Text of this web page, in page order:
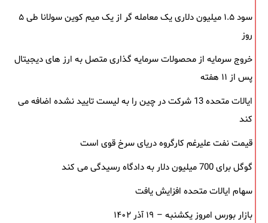
سود ۱.۵ میلیون دلاری یک معامله ‌گر از یک میم‌ کوین سولانا طی ۵
روز
خروج سرمایه از محصولات سرمایه ‌گذاری متصل به ارز های دیجیتال
پس از ۱۱ هفته
ایالات متحده 13 شرکت در چین را به لیست تایید نشده اضافه می
کند
قیمت نفت علیرغم کارگروه دریای سرخ قوی است
گوگل برای 700 میلیون دلار به دادگاه رسیدگی می کند
سهام ایالات متحده افزایش یافت
بازار بورس امروز یکشنبه – ۱۹ آذر ۱۴۰۲